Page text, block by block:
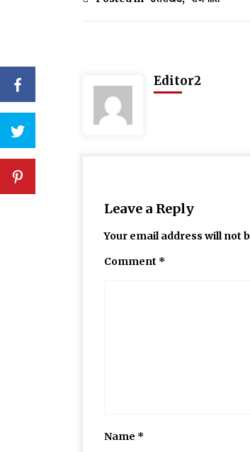
Editor2
Leave a Reply
Your email address will not
Comment *
Name *